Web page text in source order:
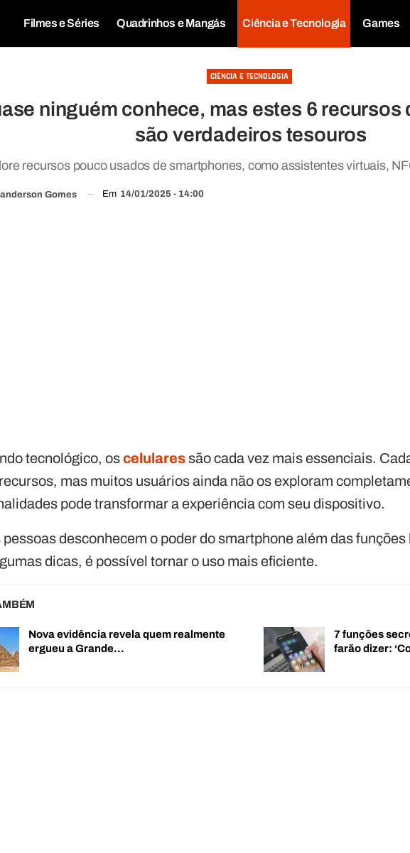
Filmes e Séries Quadrinhos e Mangás Ciência e Tecnologia Games
CIÊNCIA E TECNOLOGIA
ninguém conhece, mas estes 6 recursos
são verdadeiros tesouros
recursos pouco usados de smartphones, como assistentes virtuais,
Gomes Em 14/01/2025 - 14:00
tecnológico, oscelularessão cada vez mais essenciais.
mas muitos usuários ainda não os exploram
pode transformar a experiência com seu dispositivo.
desconhecem o poder do smartphone além das
dicas, é possível tornar o uso mais eficiente.
Nova evidência revela quem realmente
ergueu a Grande…
7 funções
farão dizer: